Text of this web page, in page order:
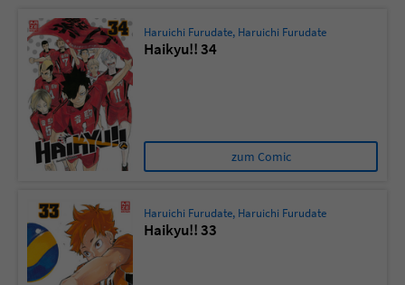
Haruichi Furudate, Haruichi Furudate
Haikyu!! 34
zum Comic
Haruichi Furudate, Haruichi Furudate
Haikyu!! 33